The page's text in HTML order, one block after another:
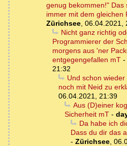
genug bekommen!" Das
immer mit dem gleichen
Zürichsee, 06.04.2021,
Nicht ganz richtig
Programmierer der
morgens aus 'ner
entgegengefallen mT -
21:32
Und schon
noch mit Neid zu
06.04.2021, 21:39
Aus (D)einer
Sicherheit mT -
Da habe ich
Dass du dir das
- Zürichsee,